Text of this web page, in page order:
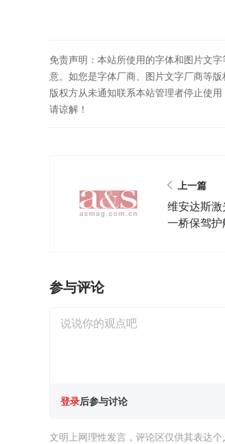
免责声明：本站所使用的字体和图片文
意。如您是字体厂商、图片文字厂商等
版权方从未通知联系本站管理者停止使
请谅解！
上一篇
维安达斯
一桥保驾护
参与评论
登录后参与讨论
文明上网理性发言，评论区仅供其表达个